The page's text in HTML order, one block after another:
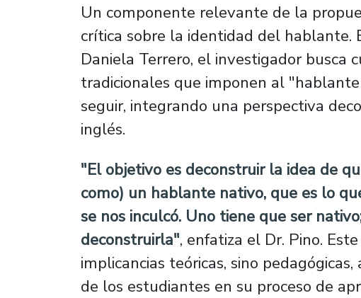
Un componente relevante de la
crítica sobre la identidad del hablante.
Daniela Terrero, el investigador busca
tradicionales que imponen al
seguir, integrando una perspectiva
inglés.
"El objetivo es deconstruir la idea de
como) un hablante nativo, que es lo
se nos inculcó. Uno tiene que ser
deconstruirla", enfatiza el Dr. Pino.
implicancias teóricas, sino
de los estudiantes en su proceso de